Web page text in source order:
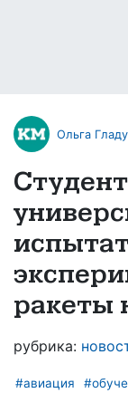
Ольга
ракеты
рубрика:
#авиация